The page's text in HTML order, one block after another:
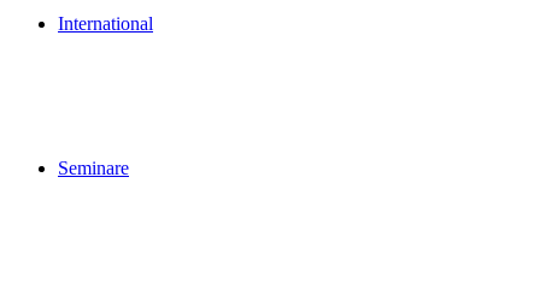
International
Seminare